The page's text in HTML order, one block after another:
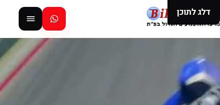
דלג לתוכן